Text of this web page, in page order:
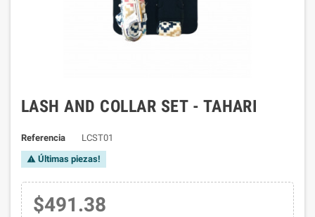
LASH AND COLLAR SET - TAHARI
Referencia LCST01
 Últimas piezas!
$491.38